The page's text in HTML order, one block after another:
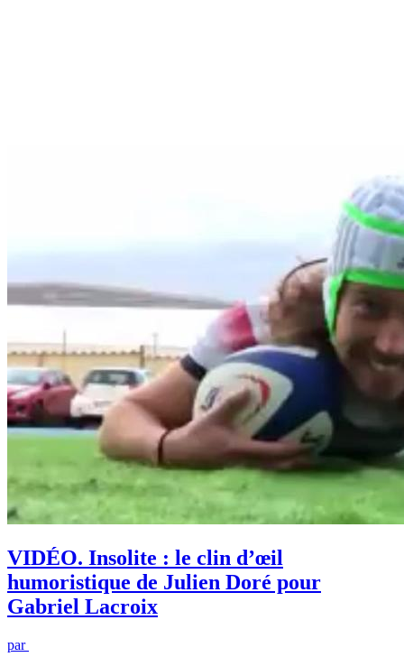
VIDÉO. Insolite : le clin d’œil
humoristique de Julien Doré pour
Gabriel Lacroix
par